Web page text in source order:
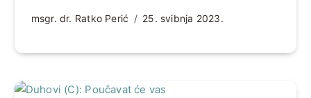
msgr. dr. Ratko Perić 25. svibnja 2023.